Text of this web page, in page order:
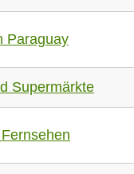
Paraguay
Supermärkte